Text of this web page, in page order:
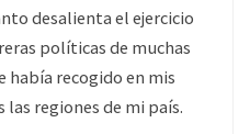
desalienta el ejercicio
políticas de muchas
había recogido en mis
regiones de mi país.